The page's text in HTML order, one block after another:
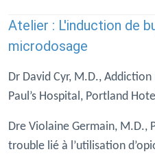
Atelier : L'induction de
microdosage
Dr David Cyr, M.D.,
Paul’s Hospital, Portland
Dre Violaine Germain, M.D.,
trouble lié à l’utilisation